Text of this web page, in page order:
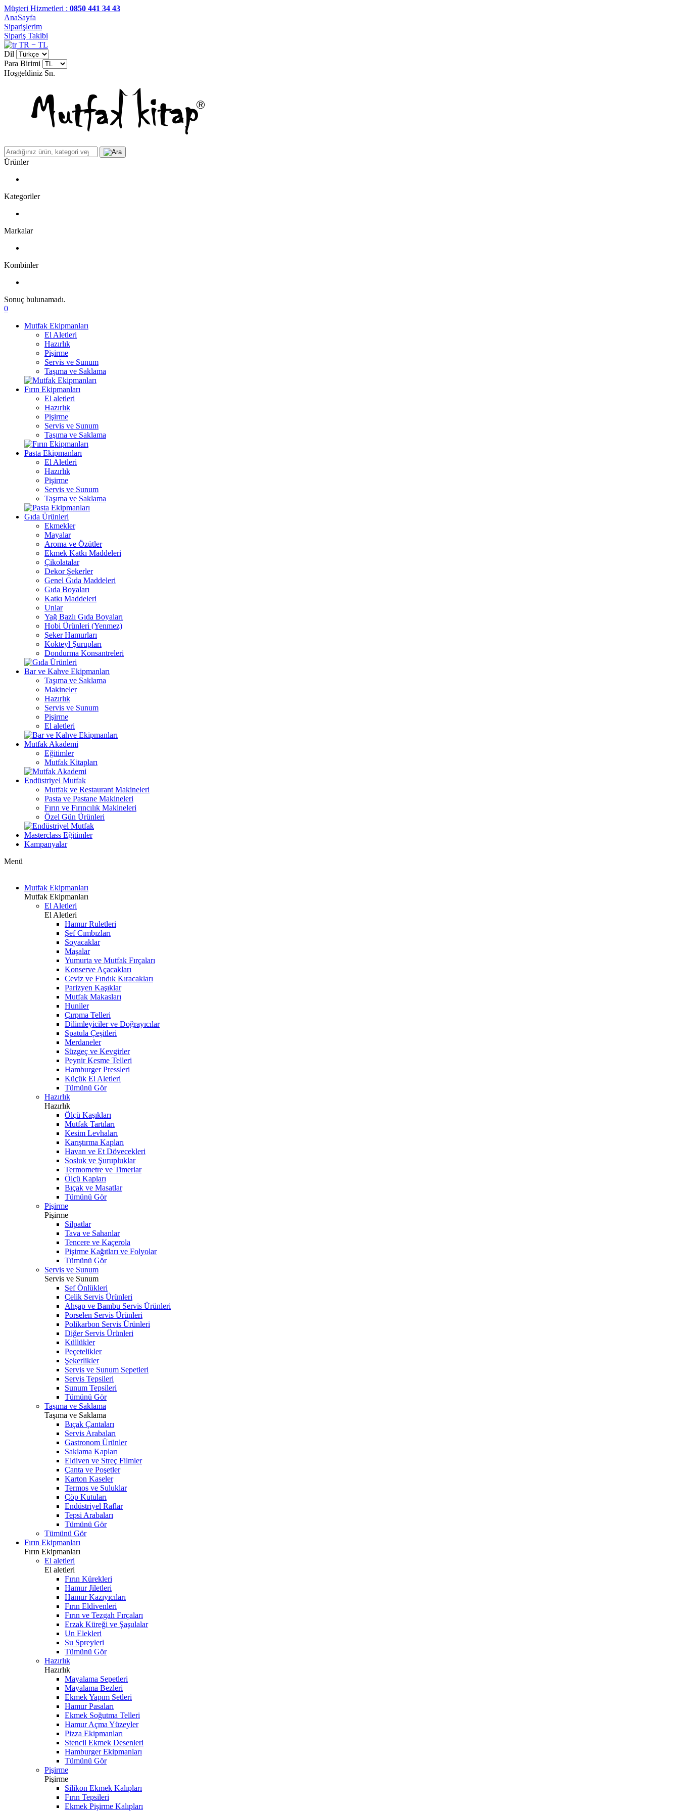
Müşteri Hizmetleri : 0850 441 34 43
AnaSayfa
Siparişlerim
Sipariş Takibi
TR − TL
Dil
Para Birimi
Hoşgeldiniz Sn.
Ürünler
Kategoriler
Markalar
Kombinler
Sonuç bulunamadı.
0
Mutfak Ekipmanları
El Aletleri
Hazırlık
Pişirme
Servis ve Sunum
Taşıma ve Saklama
Fırın Ekipmanları
El aletleri
Hazırlık
Pişirme
Servis ve Sunum
Taşıma ve Saklama
Pasta Ekipmanları
El Aletleri
Hazırlık
Pişirme
Servis ve Sunum
Taşıma ve Saklama
Gıda Ürünleri
Ekmekler
Mayalar
Aroma ve Özütler
Ekmek Katkı Maddeleri
Çikolatalar
Dekor Şekerler
Genel Gıda Maddeleri
Gıda Boyaları
Katkı Maddeleri
Unlar
Yağ Bazlı Gıda Boyaları
Hobi Ürünleri (Yenmez)
Şeker Hamurları
Kokteyl Şurupları
Dondurma Konsantreleri
Bar ve Kahve Ekipmanları
Taşıma ve Saklama
Makineler
Hazırlık
Servis ve Sunum
Pişirme
El aletleri
Mutfak Akademi
Eğitimler
Mutfak Kitapları
Endüstriyel Mutfak
Mutfak ve Restaurant Makineleri
Pasta ve Pastane Makineleri
Fırın ve Fırıncılık Makineleri
Özel Gün Ürünleri
Masterclass Eğitimler
Kampanyalar
Menü
Mutfak Ekipmanları
Mutfak Ekipmanları
El Aletleri
El Aletleri
Hamur Ruletleri
Şef Cımbızları
Soyacaklar
Maşalar
Yumurta ve Mutfak Fırçaları
Konserve Açacakları
Ceviz ve Fındık Kıracakları
Parizyen Kaşıklar
Mutfak Makasları
Huniler
Çırpma Telleri
Dilimleyiciler ve Doğrayıcılar
Spatula Çeşitleri
Merdaneler
Süzgeç ve Kevgirler
Peynir Kesme Telleri
Hamburger Pressleri
Küçük El Aletleri
Tümünü Gör
Hazırlık
Hazırlık
Ölçü Kaşıkları
Mutfak Tartıları
Kesim Levhaları
Karıştırma Kapları
Havan ve Et Dövecekleri
Sosluk ve Şurupluklar
Termometre ve Timerlar
Ölçü Kapları
Bıçak ve Masatlar
Tümünü Gör
Pişirme
Pişirme
Silpatlar
Tava ve Sahanlar
Tencere ve Kaçerola
Pişirme Kağıtları ve Folyolar
Tümünü Gör
Servis ve Sunum
Servis ve Sunum
Şef Önlükleri
Çelik Servis Ürünleri
Ahşap ve Bambu Servis Ürünleri
Porselen Servis Ürünleri
Polikarbon Servis Ürünleri
Diğer Servis Ürünleri
Küllükler
Peçetelikler
Şekerlikler
Servis ve Sunum Sepetleri
Servis Tepsileri
Sunum Tepsileri
Tümünü Gör
Taşıma ve Saklama
Taşıma ve Saklama
Bıçak Çantaları
Servis Arabaları
Gastronom Ürünler
Saklama Kapları
Eldiven ve Streç Filmler
Çanta ve Poşetler
Karton Kaseler
Termos ve Suluklar
Çöp Kutuları
Endüstriyel Raflar
Tepsi Arabaları
Tümünü Gör
Tümünü Gör
Fırın Ekipmanları
Fırın Ekipmanları
El aletleri
El aletleri
Fırın Kürekleri
Hamur Jiletleri
Hamur Kazıyıcıları
Fırın Eldivenleri
Fırın ve Tezgah Fırçaları
Erzak Küreği ve Şaşulalar
Un Elekleri
Su Spreyleri
Tümünü Gör
Hazırlık
Hazırlık
Mayalama Sepetleri
Mayalama Bezleri
Ekmek Yapım Setleri
Hamur Pasaları
Ekmek Soğutma Telleri
Hamur Açma Yüzeyler
Pizza Ekipmanları
Stencil Ekmek Desenleri
Hamburger Ekipmanları
Tümünü Gör
Pişirme
Pişirme
Silikon Ekmek Kalıpları
Fırın Tepsileri
Ekmek Pişirme Kalıpları